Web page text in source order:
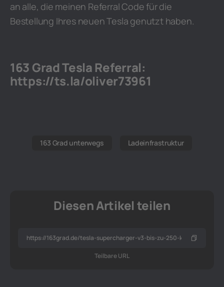
an alle, die meinen Referral Code für die
Bestellung Ihres neuen Tesla genutzt haben.
163 Grad Tesla Referral:
https://ts.la/oliver73961
163 Grad unterwegs Ladeinfrastruktur
Diesen Artikel teilen
Teilbare URL